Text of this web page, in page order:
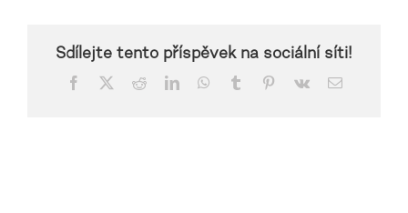
Sdílejte tento příspěvek na sociální síti!
Facebook RedditLinkedInWhatsApp
Tumblr Pinterest
Vk
E-